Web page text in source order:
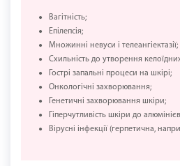
Вагітність;
Епілепсія;
Множинні невуси і телеангіектазії;
Схильність до утворення
Гострі запальні процеси на шкірі;
Онкологічні захворювання;
Генетичні захворювання шкіри;
Гіперчутливість шкіри до
Вірусні інфекції (герпетична,